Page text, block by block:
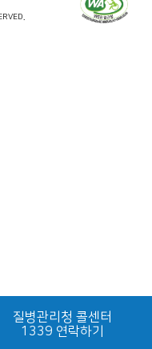
질병관리청 콜센터
1339 연락하기